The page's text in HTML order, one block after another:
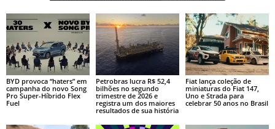
BYD provoca “haters” em
campanha do novo Song
Pro Super-Híbrido Flex
Fuel
Petrobras lucra R$ 52,4
bilhões no segundo
trimestre de 2026 e
registra um dos maiores
resultados de sua história
Fiat lança coleção de
miniaturas do Fiat 147,
Uno e Strada para
celebrar 50 anos no Brasil